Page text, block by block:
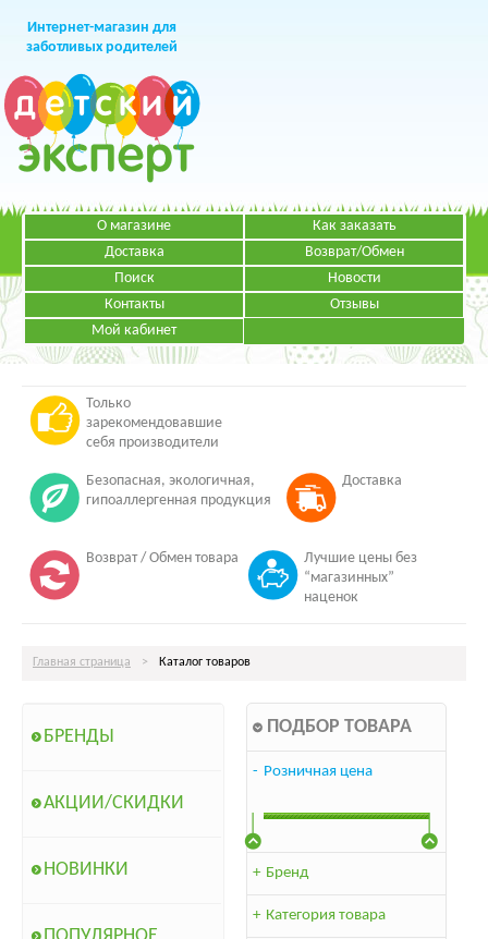
Интернет-магазин для
заботливых родителей
+7 (499)391-49-83Телефон в Москве
Режим работы:
Пн-Пт: с 09.00 до 19.00
НАПИСАТЬ ПИСЬМО
О магазине
Как заказать
Доставка
Возврат/Обмен
Поиск
Новости
Контакты
Отзывы
Мой кабинет
Только
зарекомендовавшие
себя производители
Безопасная, экологичная,
гипоаллергенная продукция
Доставка
Возврат / Обмен товара
Лучшие цены без
“магазинных”
наценок
Главная страница > Каталог товаров
БРЕНДЫ
АКЦИИ/СКИДКИ
НОВИНКИ
ПОДБОР ТОВАРА
- Розничная цена
+ Бренд
+ Категория товара